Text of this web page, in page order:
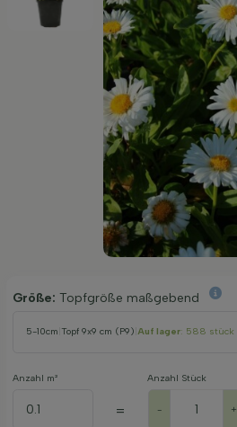
Größe: Topfgröße maßgebend
5-10cm Topf 9x9 cm (P9) Auf lager: 588 stück
Anzahl m²
=
Anzahl Stück
- +